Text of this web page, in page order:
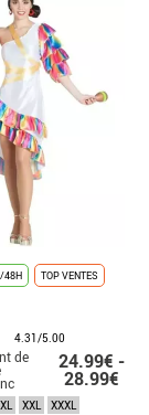
48H TOP VENTES
4.31/5.00
de 24.99€ -
28.99€
XL XXL XXXL